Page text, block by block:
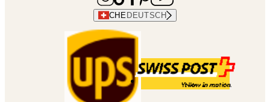
CHE DEUTSCH